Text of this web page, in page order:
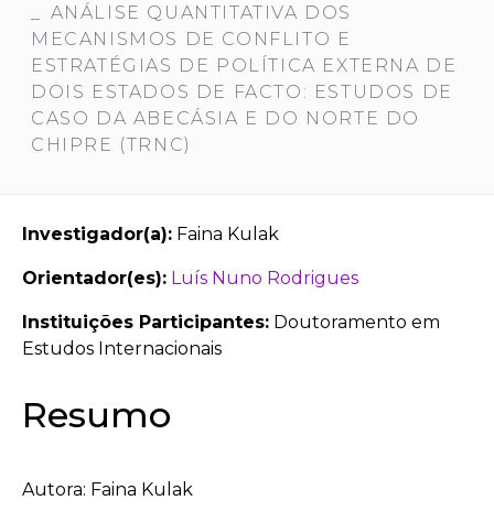
ANÁLISE QUANTITATIVA DOS
MECANISMOS DE CONFLITO E
ESTRATÉGIAS DE POLÍTICA EXTERNA DE
DOIS ESTADOS DE FACTO: ESTUDOS DE
CASO DA ABECÁSIA E DO NORTE DO
CHIPRE (TRNC)
Investigador(a): Faina Kulak
Orientador(es): Luís Nuno Rodrigues
Instituições Participantes: Doutoramento em
Estudos Internacionais
Resumo
Autora: Faina Kulak